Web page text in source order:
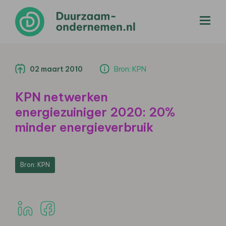
02 maart 2010 Bron: KPN
KPN netwerken
energiezuiniger 2020: 20%
minder energieverbruik
Bron: KPN